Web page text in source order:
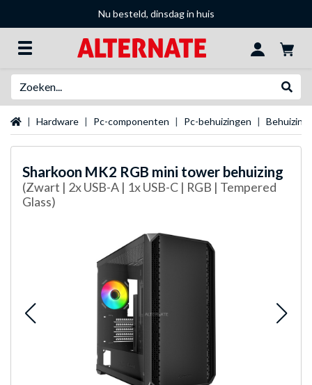
Nu besteld, dinsdag in huis
Startpagina
Hardware Pc-componenten Pc-behuizingen
Sharkoon MK2 RGB mini tower behuizing
(Zwart | 2x USB-A | 1x USB-C | RGB | Tempered
Glass)